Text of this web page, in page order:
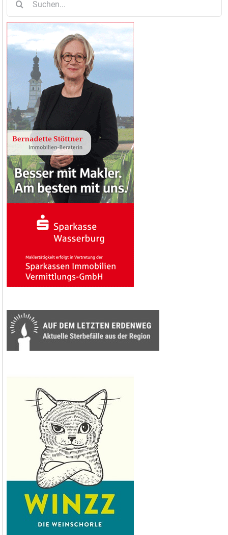
nach: